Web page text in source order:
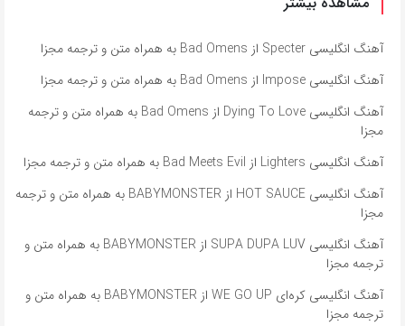
آهنگ انگلیسی Specter از Bad Omens به همراه متن و ترجمه مجزا
آهنگ انگلیسی Impose از Bad Omens به همراه متن و ترجمه مجزا
آهنگ انگلیسی Dying To Love از Bad Omens به همراه متن و ترجمه
مجزا
آهنگ انگلیسی Lighters از Bad Meets Evil به همراه متن و ترجمه مجزا
آهنگ انگلیسی HOT SAUCE از BABYMONSTER به همراه متن و ترجمه
مجزا
آهنگ انگلیسی SUPA DUPA LUV از BABYMONSTER به همراه متن و
ترجمه مجزا
آهنگ انگلیسی کره‌ای WE GO UP از BABYMONSTER به همراه متن و
ترجمه مجزا